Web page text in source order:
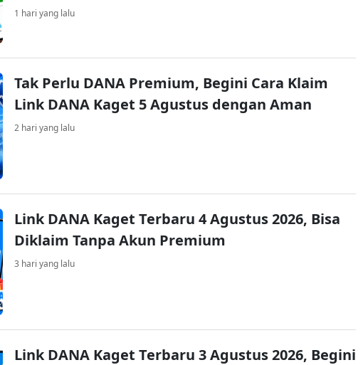
1 hari yang lalu
Tak Perlu DANA Premium, Begini Cara Klaim
Link DANA Kaget 5 Agustus dengan Aman
2 hari yang lalu
Link DANA Kaget Terbaru 4 Agustus 2026, Bisa
Diklaim Tanpa Akun Premium
3 hari yang lalu
Link DANA Kaget Terbaru 3 Agustus 2026, Begini